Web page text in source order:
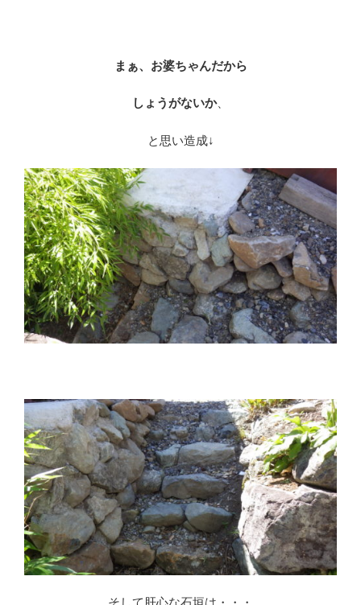
まぁ、お婆ちゃんだから
しょうがないか、
と思い造成↓